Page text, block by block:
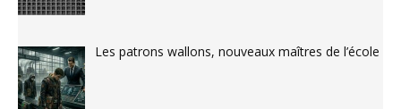
Les patrons wallons, nouveaux maîtres de l’école